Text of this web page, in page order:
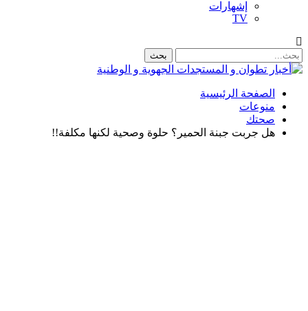
إشهارات
TV
الصفحة الرئيسية
منوعات
صحتك
هل جربت جبنة الحمير؟ حلوة وصحية لكنها مكلفة!!